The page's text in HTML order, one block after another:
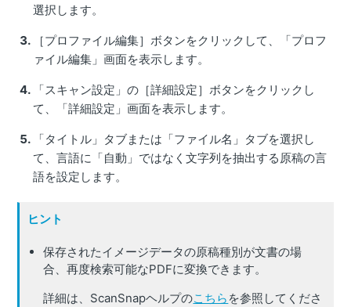
選択します。
［プロファイル編集］ボタンをクリックして、「プロフ
ァイル編集」画面を表示します。
「スキャン設定」の［詳細設定］ボタンをクリックし
て、「詳細設定」画面を表示します。
「タイトル」タブまたは「ファイル名」タブを選択し
て、言語に「自動」ではなく文字列を抽出する原稿の言
語を設定します。
ヒント
保存されたイメージデータの原稿種別が文書の場
合、再度検索可能なPDFに変換できます。
詳細は、ScanSnapヘルプのこちら を参照してくださ